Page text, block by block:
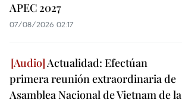
APEC 2027
07/08/2026 02:17
Actualidad: Efectúan
primera reunión extraordinaria de
Asamblea Nacional de Vietnam de la